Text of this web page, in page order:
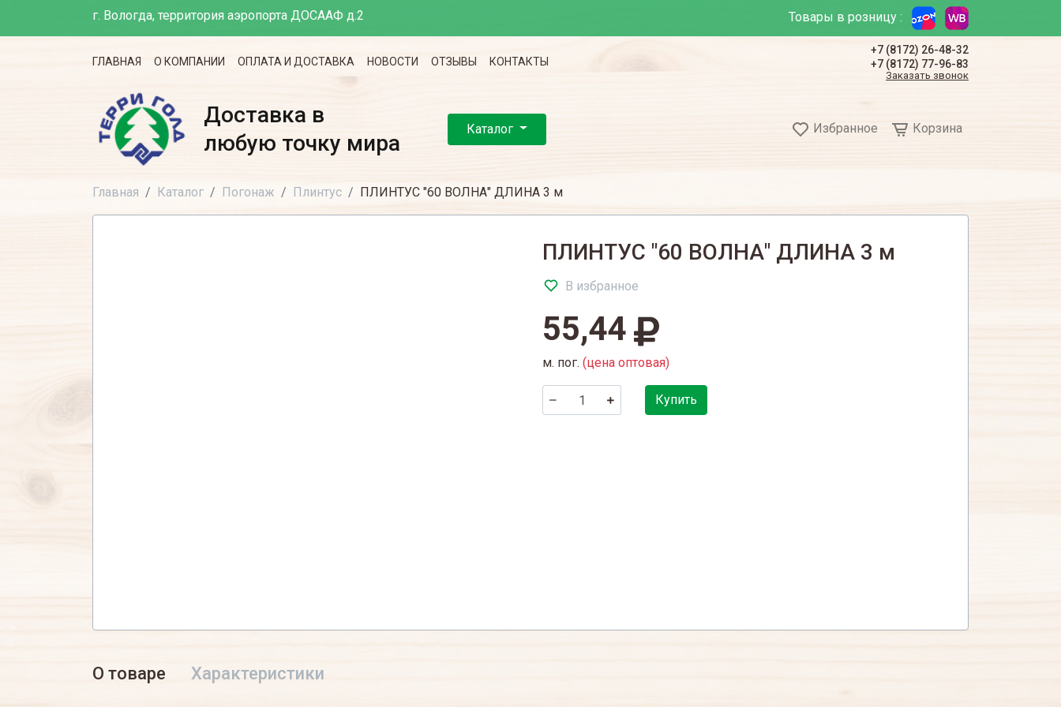
г. Вологда, территория аэропорта ДОСААФ д.2 Товары в розницу :
ГЛАВНАЯ О КОМПАНИИ ОПЛАТА И ДОСТАВКА НОВОСТИ ОТЗЫВЫ КОНТАКТЫ
+7 (8172) 26-48-32
+7 (8172) 77-96-83
Заказать звонок
Доставка в
любую точку мира
Избранное Корзина
Каталог
Главная Каталог Погонаж Плинтус ПЛИНТУС "60 ВОЛНА" ДЛИНА 3 м
ПЛИНТУС "60 ВОЛНА" ДЛИНА 3 м
В избранное
55,44
м. пог. (цена оптовая)
Купить
О товаре Характеристики